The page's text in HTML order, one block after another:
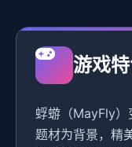
游戏
蜉蝣（MayFly）
题材为背景，精